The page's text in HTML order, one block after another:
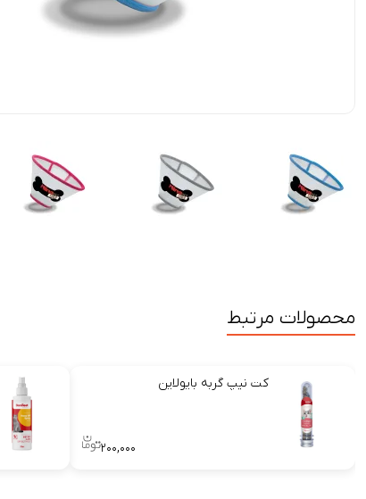
محصولات مرتبط
کت نیپ گربه بایولاین
۲۰۰,۰۰۰